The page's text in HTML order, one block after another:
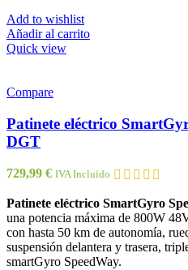
Add to wishlist
Añadir al carrito
Quick view
Compare
Patinete eléctrico
DGT
729,99 € IVA Incluido
Patinete eléctrico SmartGyro
una potencia máxima de 800W
con hasta 50 km de autonomía,
suspensión delantera y trasera,
smartGyro SpeedWay.